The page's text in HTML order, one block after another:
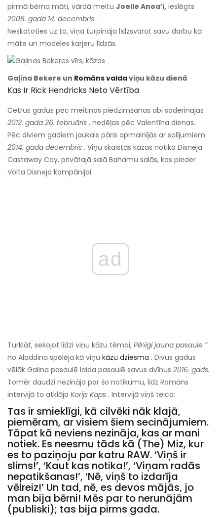
pirmā bērna māti, vārdā meitu Joelle Anoa’i, ieslēgts
2008. gada 14. decembris .
Neskatoties uz to, viņa turpināja līdzsvarot savu darbu kā
māte un modeles karjeru līdzās.
Gaļina Bekere un Romāns valdaviņu kāzu dienā
Kas Ir Rick Hendricks Neto Vērtība
Četrus gadus pēc meitiņas piedzimšanas abi saderinājās
2012. gada 26. februāris , nedēļas pēc Valentīna dienas.
Pēc diviem gadiem jaukais pāris apmainījās ar solījumiem
2014. gada decembris . Viņu skaistās kāzas notika Disneja
Castaway Cay, privātajā salā Bahamu salās, kas pieder
Volta Disneja kompānijai.
ad
Turklāt, sekojot līdzi viņu kāzu tēmai, Pilnīgi jauna pasaule ”
no Aladdina spēlēja kā viņu kāzu dziesma . Divus gadus
vēlāk Galina pasaulē laida pasaulē savus dvīņus 2016. gads.
Tomēr daudzi nezināja par šo notikumu, līdz Romāns
intervijā to atklāja Korijs Kaps . Intervijā viņš teica:
Tas ir smieklīgi, kā cilvēki nāk klajā,
piemēram, ar visiem šiem secinājumiem.
Tāpat kā neviens nezināja, kas ar mani
notiek. Es neesmu tāds kā (The) Miz, kur
es to paziņoju par katru RAW. ‘Viņš ir
slims!’, ‘Kaut kas notika!’, ‘Viņam radās
nepatikšanas!’, ‘Nē, viņš to izdarīja
vēlreiz!’ Un tad, nē, es devos mājās, jo
man bija bērni! Mēs par to nerunājām
(publiski); tas bija pirms gada.